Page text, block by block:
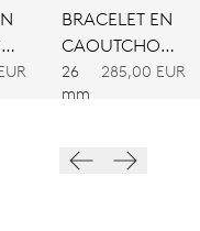
BRACELET EN
CAOUTCHOUC
NOIR
26
mm
285,00 EUR